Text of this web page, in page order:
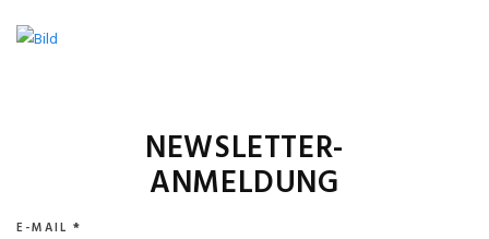
NEWSLETTER-
ANMELDUNG
E-MAIL *